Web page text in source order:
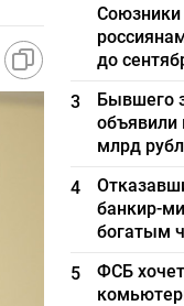
до
3
Бывшего
объявили
млрд
4
банкир-
богатым
5
ФСБ